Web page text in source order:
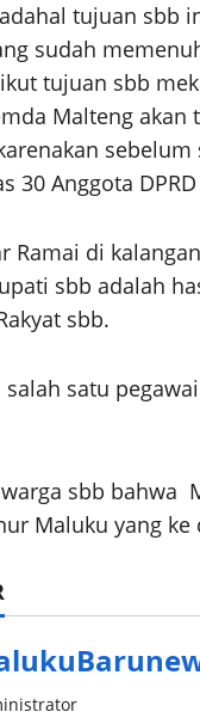
tujuan sbb
sudah
tujuan sbb
Malteng
30 Anggota
Ramai di
sbb adalah
sbb.
salah satu
sbb
Maluku yang ke